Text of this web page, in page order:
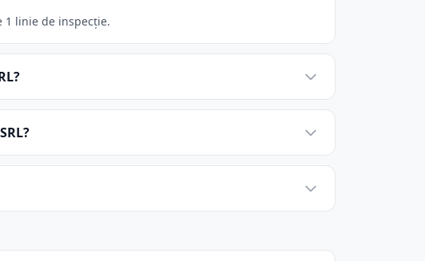
1 linie de inspecție.